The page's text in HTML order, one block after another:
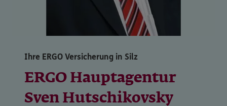
Ihre ERGO Versicherung in Silz
ERGO Hauptagentur
Sven Hutschikovsky